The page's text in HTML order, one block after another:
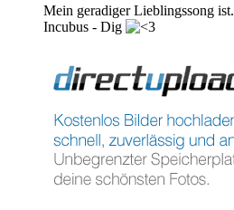
Mein geradiger Lieblingssong
Incubus - Dig